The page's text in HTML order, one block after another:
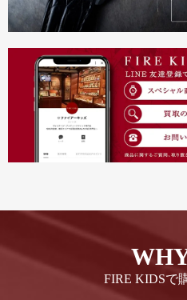
FIRE KIDSで